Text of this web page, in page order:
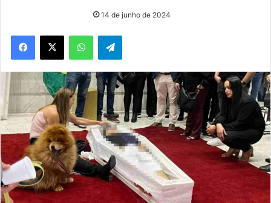
14 de junho de 2024
WhatsAppTelegram